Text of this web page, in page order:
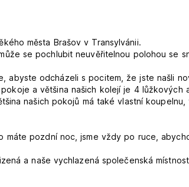
města Brašov v Transylvánii.
se pochlubit neuvěřitelnou polohou se
abyste odcházeli s pocitem, že jste našli
a většina našich kolejí je 4 lůžkových
našich pokojů má také vlastní koupelnu,
pozdní noc, jsme vždy po ruce,
a naše vychlazená společenská